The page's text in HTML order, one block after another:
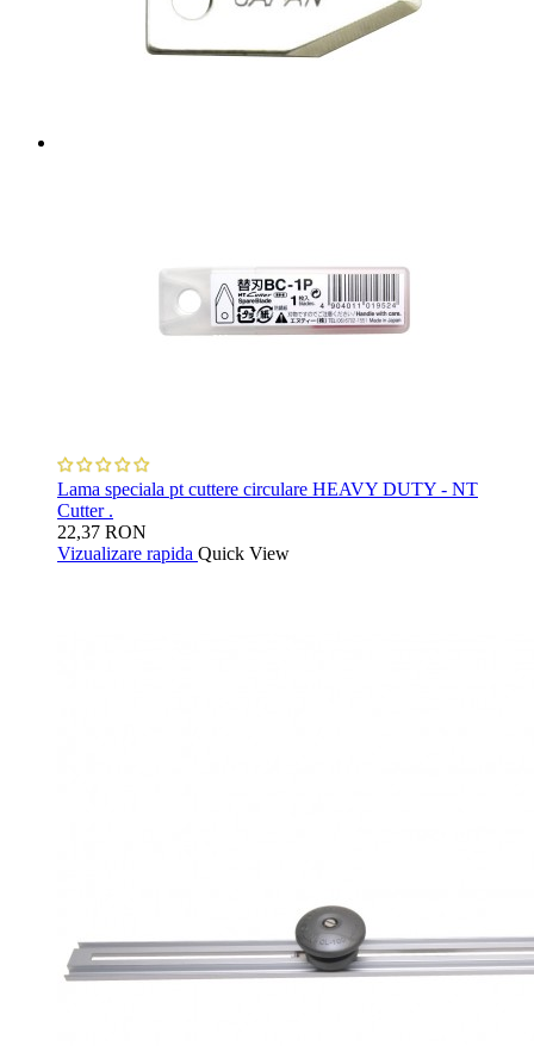
Lama speciala pt cuttere circulare HEAVY DUTY - NT
Cutter .
22,37 RON
Vizualizare rapida Quick View